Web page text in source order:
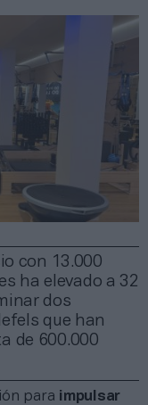
con 13.000
ha elevado a 32
dos
que han
de 600.000
para impulsar